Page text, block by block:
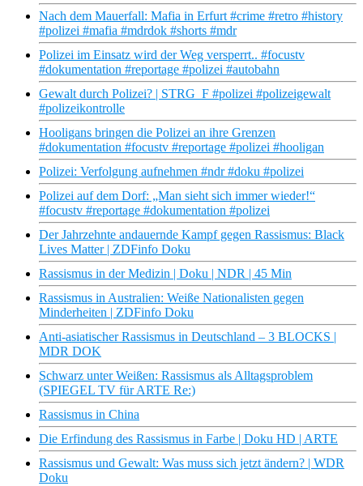
Nach dem Mauerfall: Mafia in Erfurt #crime #retro #history
#polizei #mafia #mdrdok #shorts #mdr
Polizei im Einsatz wird der Weg versperrt.. #focustv
#dokumentation #reportage #polizei #autobahn
Gewalt durch Polizei? | STRG_F #polizei #polizeigewalt
#polizeikontrolle
Hooligans bringen die Polizei an ihre Grenzen
#dokumentation #focustv #reportage #polizei #hooligan
Polizei: Verfolgung aufnehmen #ndr #doku #polizei
Polizei auf dem Dorf: „Man sieht sich immer wieder!“
#focustv #reportage #dokumentation #polizei
Der Jahrzehnte andauernde Kampf gegen Rassismus: Black
Lives Matter | ZDFinfo Doku
Rassismus in der Medizin | Doku | NDR | 45 Min
Rassismus in Australien: Weiße Nationalisten gegen
Minderheiten | ZDFinfo Doku
Anti-asiatischer Rassismus in Deutschland – 3 BLOCKS |
MDR DOK
Schwarz unter Weißen: Rassismus als Alltagsproblem
(SPIEGEL TV für ARTE Re:)
Rassismus in China
Die Erfindung des Rassismus in Farbe | Doku HD | ARTE
Rassismus und Gewalt: Was muss sich jetzt ändern? | WDR
Doku